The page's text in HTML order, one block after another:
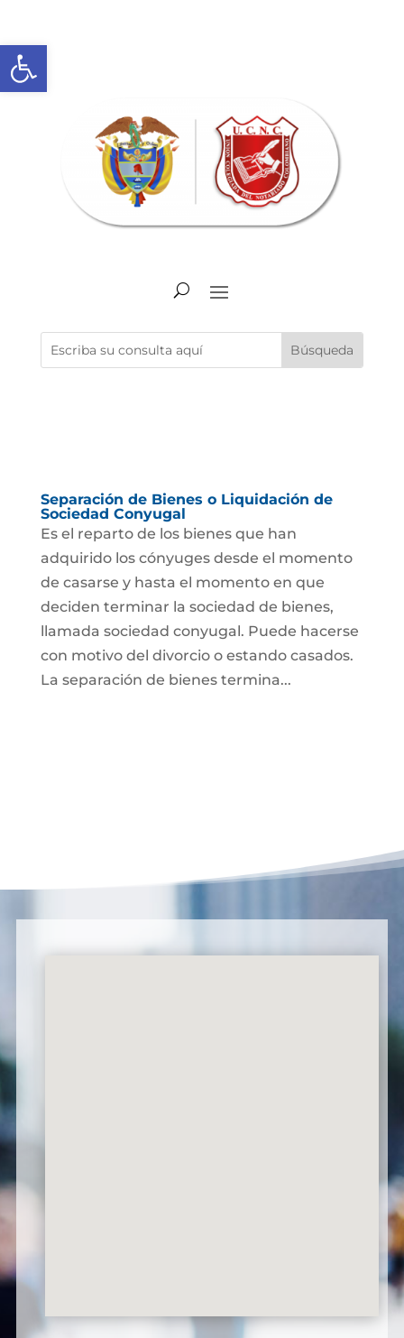
Abrir barra de herramientas
Separación de Bienes o Liquidación de
Sociedad Conyugal
Es el reparto de los bienes que han
adquirido los cónyuges desde el momento
de casarse y hasta el momento en que
deciden terminar la sociedad de bienes,
llamada sociedad conyugal. Puede hacerse
con motivo del divorcio o estando casados.
La separación de bienes termina...